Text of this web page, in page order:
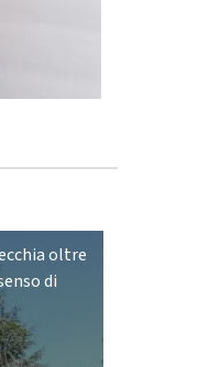
oltre
di